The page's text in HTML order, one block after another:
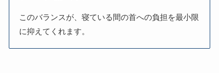
このバランスが、寝ている間の首への負担を最小限
に抑えてくれます。